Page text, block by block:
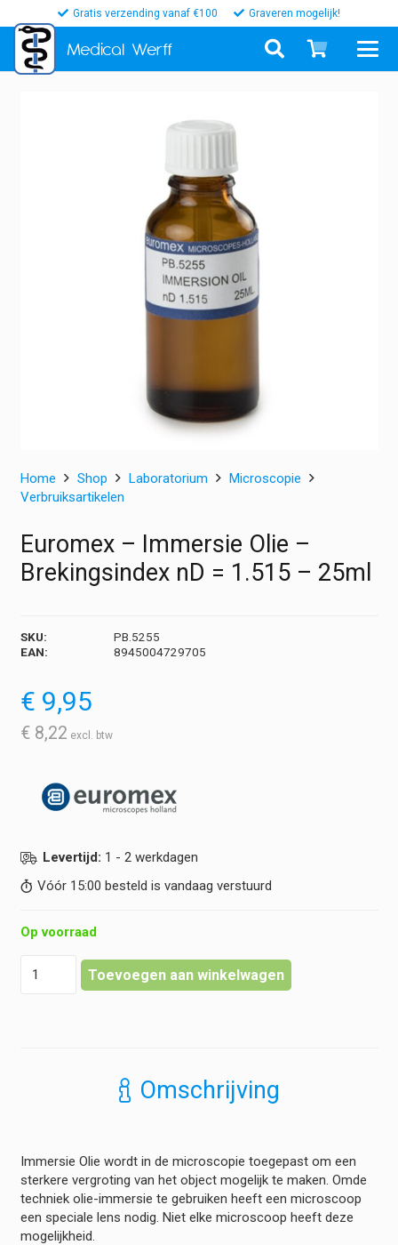
Gratis verzending vanaf €100 Graveren mogelijk!
Medical Werff
Home Shop Laboratorium
Microscopie
Verbruiksartikelen
Euromex – Immersie Olie –
Brekingsindex nD = 1.515 – 25ml
SKU:
PB.5255
EAN:
8945004729705
€ 9,95
€ 8,22
Levertijd: 1 - 2 werkdagen
Vóór 15:00 besteld is vandaag verstuurd
Op voorraad
hoeveelheid
Toevoegen aan winkelwagen
Omschrijving
Immersie Olie wordt in de microscopie toegepast om een
sterkere vergroting van het object mogelijk te maken. Omde
techniek olie-immersie te gebruiken heeft een microscoop
een speciale lens nodig. Niet elke microscoop heeft deze
mogelijkheid.